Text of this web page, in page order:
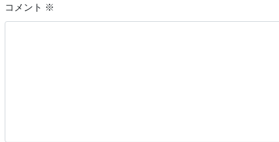
コメント ※